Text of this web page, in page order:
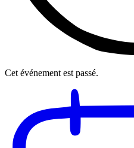
Cet événement est passé.